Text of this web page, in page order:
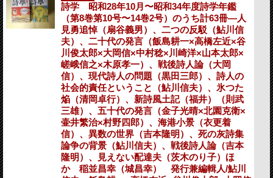
詩学 昭和28年10月〜昭和34年度詩学年鑑
（第8巻第10号〜14巻2号）のうち計63冊―人
見勇追悼（扇谷義男）、二つの反駁（鮎川信
夫）、二十代の発言（飯島耕一×高橋左近×谷
川俊太郎×大岡信×中村稔×川崎洋×山本太郎×
嵯峨信之×木原孝一）、戦後詩人論（大岡
信）、現代詩人の問題（黒田三郎）、詩人の
社会的責任ということ（鮎川信夫）、氷つた
焔（清岡卓行）、新詩風土記（福井）（則武
三雄）、五十代の発言（金子光晴×北園克衛×
壷井繁治×村野四郎）、海港小景（衣更着
信）、異数の世界（吉本隆明）、死の灰詩集
論争の背景（鮎川信夫）、戦後詩人論（吉本
隆明）、見えない配達夫（茨木のり子）ほ
か 稲並昌幸（城昌幸） 発行兼編輯人/鮎川